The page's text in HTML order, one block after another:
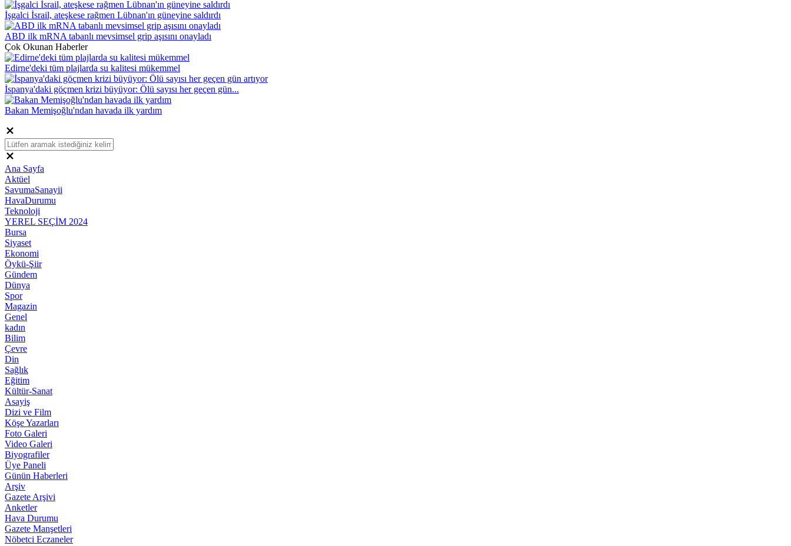
İşgalci İsrail, ateşkese rağmen Lübnan'ın güneyine saldırdı
ABD ilk mRNA tabanlı mevsimsel grip aşısını onayladı
Çok Okunan Haberler
Edirne'deki tüm plajlarda su kalitesi mükemmel
İspanya'daki göçmen krizi büyüyor: Ölü sayısı her geçen gün...
Bakan Memişoğlu'ndan havada ilk yardım
Ana Sayfa
Aktüel
SavumaSanayii
HavaDurumu
Teknoloji
YEREL SEÇİM 2024
Bursa
Siyaset
Ekonomi
Öykü-Şiir
Gündem
Dünya
Spor
Magazin
Genel
kadın
Bilim
Çevre
Din
Sağlık
Eğitim
Kültür-Sanat
Asayiş
Dizi ve Film
Köşe Yazarları
Foto Galeri
Video Galeri
Biyografiler
Üye Paneli
Günün Haberleri
Arşiv
Gazete Arşivi
Anketler
Hava Durumu
Gazete Manşetleri
Nöbetci Eczaneler